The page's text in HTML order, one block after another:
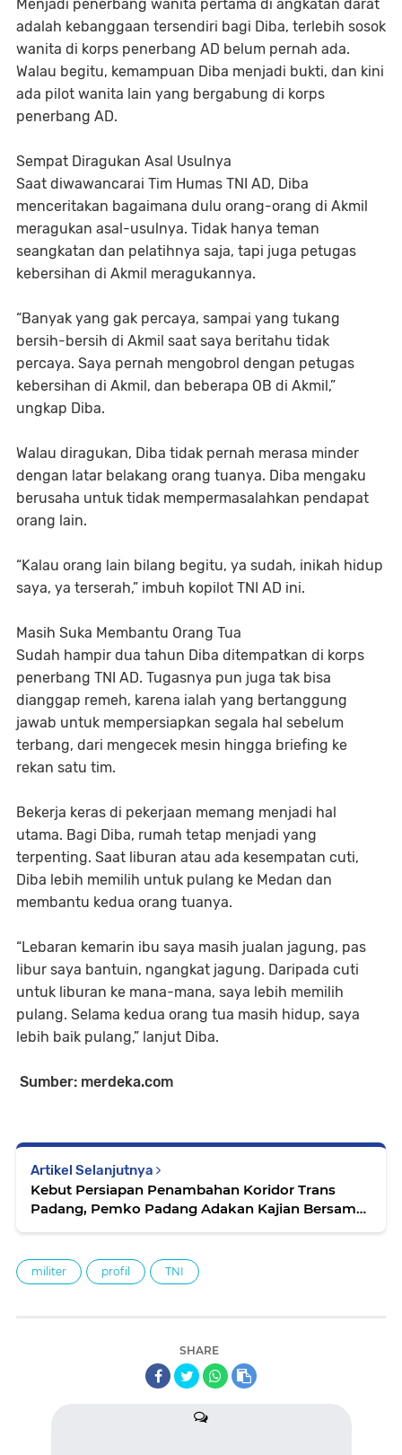
Menjadi penerbang wanita pertama di angkatan darat
adalah kebanggaan tersendiri bagi Diba, terlebih sosok
wanita di korps penerbang AD belum pernah ada.
Walau begitu, kemampuan Diba menjadi bukti, dan kini
ada pilot wanita lain yang bergabung di korps
penerbang AD.
Sempat Diragukan Asal Usulnya
Saat diwawancarai Tim Humas TNI AD, Diba
menceritakan bagaimana dulu orang-orang di Akmil
meragukan asal-usulnya. Tidak hanya teman
seangkatan dan pelatihnya saja, tapi juga petugas
kebersihan di Akmil meragukannya.
“Banyak yang gak percaya, sampai yang tukang
bersih-bersih di Akmil saat saya beritahu tidak
percaya. Saya pernah mengobrol dengan petugas
kebersihan di Akmil, dan beberapa OB di Akmil,”
ungkap Diba.
Walau diragukan, Diba tidak pernah merasa minder
dengan latar belakang orang tuanya. Diba mengaku
berusaha untuk tidak mempermasalahkan pendapat
orang lain.
“Kalau orang lain bilang begitu, ya sudah, inikah hidup
saya, ya terserah,” imbuh kopilot TNI AD ini.
Masih Suka Membantu Orang Tua
Sudah hampir dua tahun Diba ditempatkan di korps
penerbang TNI AD. Tugasnya pun juga tak bisa
dianggap remeh, karena ialah yang bertanggung
jawab untuk mempersiapkan segala hal sebelum
terbang, dari mengecek mesin hingga briefing ke
rekan satu tim.
Bekerja keras di pekerjaan memang menjadi hal
utama. Bagi Diba, rumah tetap menjadi yang
terpenting. Saat liburan atau ada kesempatan cuti,
Diba lebih memilih untuk pulang ke Medan dan
membantu kedua orang tuanya.
“Lebaran kemarin ibu saya masih jualan jagung, pas
libur saya bantuin, ngangkat jagung. Daripada cuti
untuk liburan ke mana-mana, saya lebih memilih
pulang. Selama kedua orang tua masih hidup, saya
lebih baik pulang,” lanjut Diba.
Sumber: merdeka.com
Artikel Selanjutnya
Kebut Persiapan Penambahan Koridor Trans
Padang, Pemko Padang Adakan Kajian Bersama
militer profil TNI
SHARE